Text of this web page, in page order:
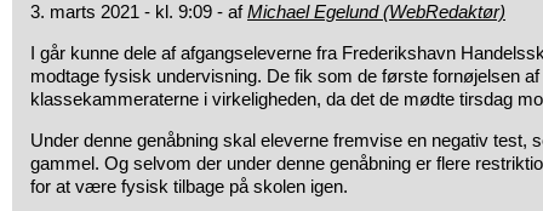
3. marts 2021 - kl. 9:09 - afMichael Egelund (WebRedaktør)
I går kunne dele af afgangseleverne fra Frederikshavn
modtage fysisk undervisning. De fik som de første fornøjelsen
klassekammeraterne i virkeligheden, da det de mødte tirsdag
Under denne genåbning skal eleverne fremvise en negativ test,
gammel. Og selvom der under denne genåbning er flere
for at være fysisk tilbage på skolen igen.